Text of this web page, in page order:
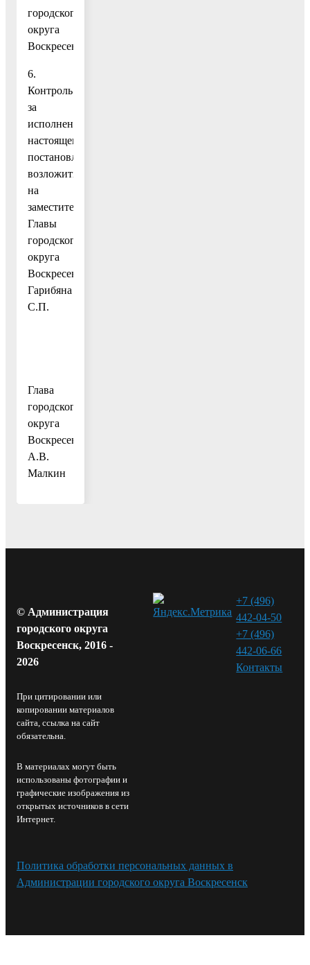
городского
округа
Воскресенск.
6.
Контроль
за
исполнением
настоящего
постановления
возложить
на
заместителя
Главы
городского
округа
Воскресенск
Гарибяна
С.П.
Глава
городского
округа
Воскресенск
А.В.
Малкин
© Администрация
городского округа
Воскресенск, 2016 -
2026
При цитировании или
копировании материалов
сайта, ссылка на сайт
обязательна.
В материалах могут быть
использованы фотографии и
графические изображения из
открытых источников в сети
Интернет.
+7 (496)
442-04-50
+7 (496)
442-06-66
Контакты⁠
Политика обработки персональных данных в
Администрации городского округа Воскресенск